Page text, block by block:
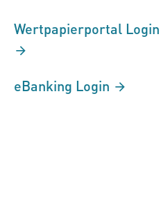
Wertpapierportal Login
eBanking Login